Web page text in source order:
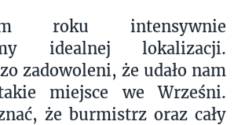
roku intensywnie
idealnej lokalizacji.
zadowoleni, że udało nam
miejsce we Wrześni.
że burmistrz oraz cały